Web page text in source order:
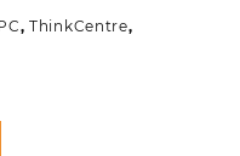
,ThinkCentre,